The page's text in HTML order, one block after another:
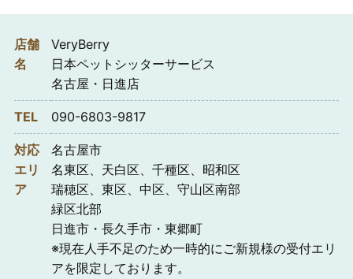
店舗
名
VeryBerry
日本ペットシッターサービス
名古屋・日進店
TEL 090-6803-9817
対応
エリ
ア
名古屋市
名東区、天白区、千種区、昭和区
瑞穂区、東区、中区、守山区南部
緑区北部
日進市・長久手市・東郷町
※現在人手不足のため一時的にご新規様の受付エリ
アを限定しております。